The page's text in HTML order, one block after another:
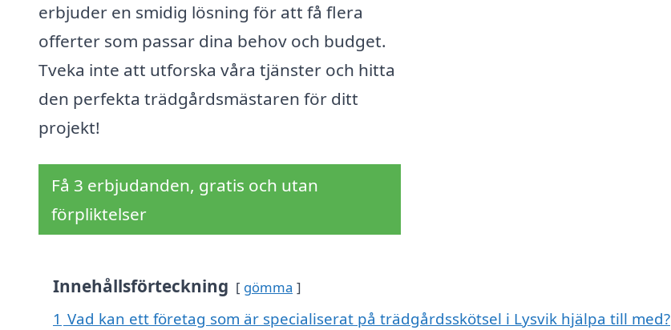
erbjuder en smidig lösning för att få flera
offerter som passar dina behov och budget.
Tveka inte att utforska våra tjänster och hitta
den perfekta trädgårdsmästaren för ditt
projekt!
Få 3 erbjudanden, gratis och utan
förpliktelser
Innehållsförteckning gömma
1 Vad kan ett företag som är specialiserat på trädgårdsskötsel i Lysvik hjälpa till med?